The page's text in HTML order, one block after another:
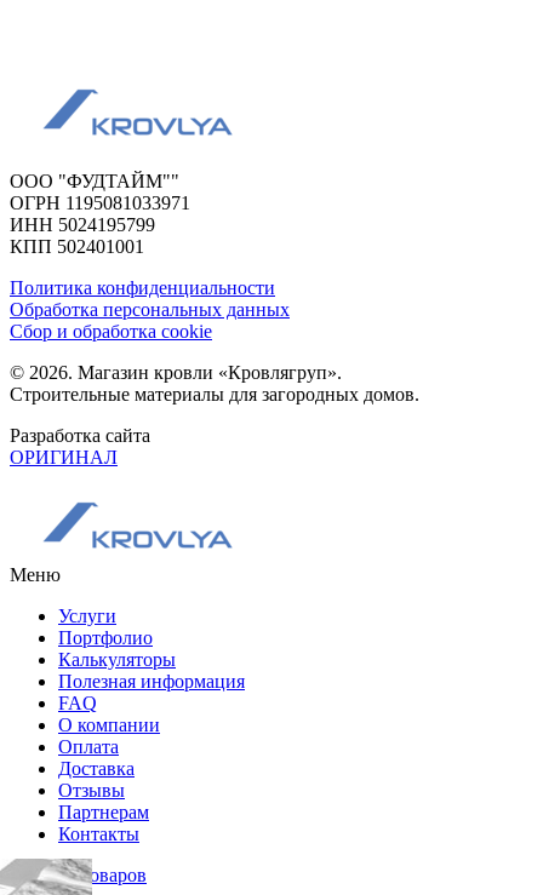
ООО "ФУДТАЙМ""
ОГРН 1195081033971
ИНН 5024195799
КПП 502401001
Политика конфиденциальности
Обработка персональных данных
Сбор и обработка cookie
© 2026. Магазин кровли «Кровлягруп».
Строительные материалы для загородных домов.
Разработка сайта
ОРИГИНАЛ
Меню
Услуги
Портфолио
Калькуляторы
Полезная информация
FAQ
О компании
Оплата
Доставка
Отзывы
Партнерам
Контакты
Каталог товаров